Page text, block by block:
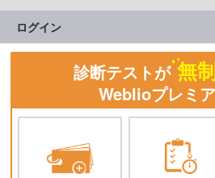
ログイン
診断テストが 無
Weblioプレミ